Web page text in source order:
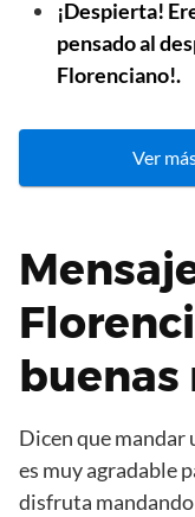
¡Despierta!
pensado al
Florenciano!.
Ver
buenas
Dicen que mandar
es muy agradable
disfruta mandando